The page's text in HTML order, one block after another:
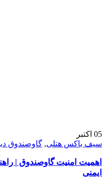
05 اکتبر
سیف باکس هتلی, گاوصندوق
اهمیت امنیت گاوصندوق |
ایمنی